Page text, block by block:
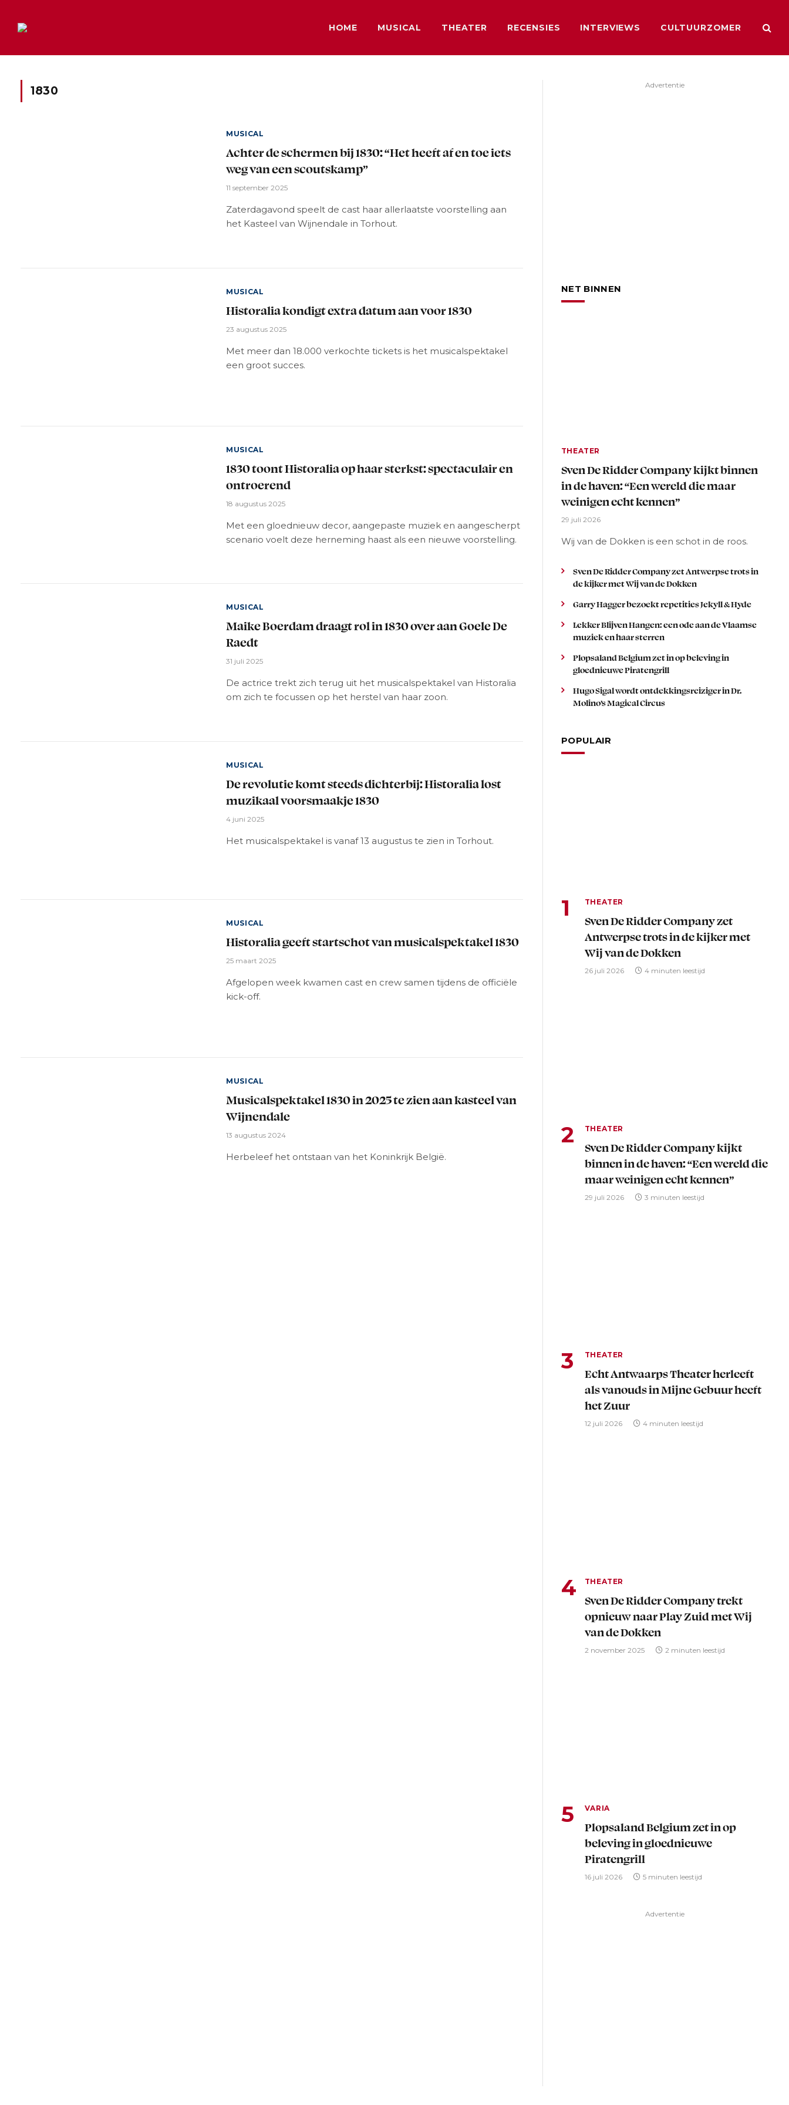
HOME MUSICAL THEATER RECENSIES INTERVIEWS CULTUURZOMER
1830
MUSICAL
Achter de schermen bij 1830: “Het heeft af en toe iets
weg van een scoutskamp”
11 september 2025
Zaterdagavond speelt de cast haar allerlaatste voorstelling aan
het Kasteel van Wijnendale in Torhout.
MUSICAL
Historalia kondigt extra datum aan voor 1830
23 augustus 2025
Met meer dan 18.000 verkochte tickets is het musicalspektakel
een groot succes.
MUSICAL
1830 toont Historalia op haar sterkst: spectaculair en
ontroerend
18 augustus 2025
Met een gloednieuw decor, aangepaste muziek en aangescherpt
scenario voelt deze herneming haast als een nieuwe voorstelling.
MUSICAL
Maike Boerdam draagt rol in 1830 over aan Goele De
Raedt
31 juli 2025
De actrice trekt zich terug uit het musicalspektakel van Historalia
om zich te focussen op het herstel van haar zoon.
MUSICAL
De revolutie komt steeds dichterbij: Historalia lost
muzikaal voorsmaakje 1830
4 juni 2025
Het musicalspektakel is vanaf 13 augustus te zien in Torhout.
MUSICAL
Historalia geeft startschot van musicalspektakel 1830
25 maart 2025
Afgelopen week kwamen cast en crew samen tijdens de officiële
kick-off.
MUSICAL
Musicalspektakel 1830 in 2025 te zien aan kasteel van
Wijnendale
13 augustus 2024
Herbeleef het ontstaan van het Koninkrijk België.
Advertentie
NET BINNEN
THEATER
Sven De Ridder Company kijkt binnen
in de haven: “Een wereld die maar
weinigen echt kennen”
29 juli 2026
Wij van de Dokken is een schot in de roos.
Sven De Ridder Company zet Antwerpse trots in
de kijker met Wij van de Dokken
Garry Hagger bezoekt repetities Jekyll & Hyde
Lekker Blijven Hangen: een ode aan de Vlaamse
muziek en haar sterren
Plopsaland Belgium zet in op beleving in
gloednieuwe Piratengrill
Hugo Sigal wordt ontdekkingsreiziger in Dr.
Molino’s Magical Circus
POPULAIR
THEATER
Sven De Ridder Company zet
Antwerpse trots in de kijker met
Wij van de Dokken
26 juli 2026 4 minuten leestijd
THEATER
Sven De Ridder Company kijkt
binnen in de haven: “Een wereld die
maar weinigen echt kennen”
29 juli 2026 3 minuten leestijd
THEATER
Echt Antwaarps Theater herleeft
als vanouds in Mijne Gebuur heeft
het Zuur
12 juli 2026 4 minuten leestijd
THEATER
Sven De Ridder Company trekt
opnieuw naar Play Zuid met Wij
van de Dokken
2 november 2025 2 minuten leestijd
VARIA
Plopsaland Belgium zet in op
beleving in gloednieuwe
Piratengrill
16 juli 2026 5 minuten leestijd
Advertentie